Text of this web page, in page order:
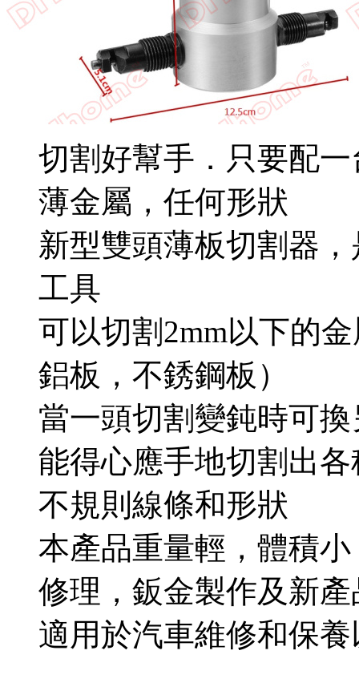
切割好幫手．只要配
薄金屬，任何形狀
新型雙頭薄板切割器
工具
可以切割2mm以下的
鋁板，不銹鋼板）
當一頭切割變鈍時可
能得心應手地切割出
不規則線條和形狀
本產品重量輕，體積
修理，鈑金製作及新
適用於汽車維修和保